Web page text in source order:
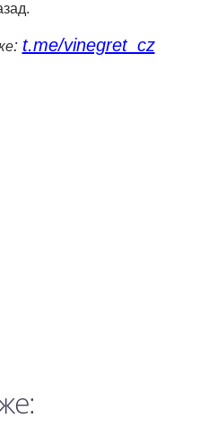
: t.me/vinegret_cz